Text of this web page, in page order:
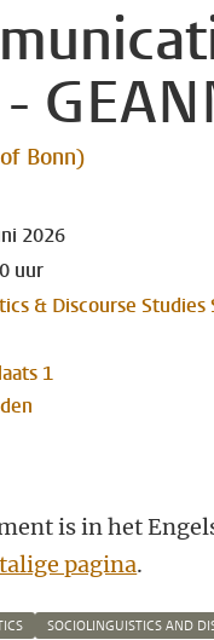
Bonn)
2026
uur
& Discourse Studies
1
is in het
pagina.
SOCIOLINGUISTICS AND